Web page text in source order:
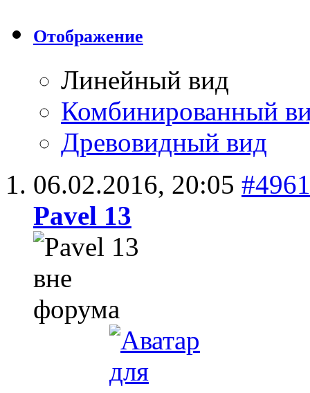
Отображение
Линейный вид
Комбинированный
Древовидный вид
06.02.2016, 20:05 #4961
Pavel 13